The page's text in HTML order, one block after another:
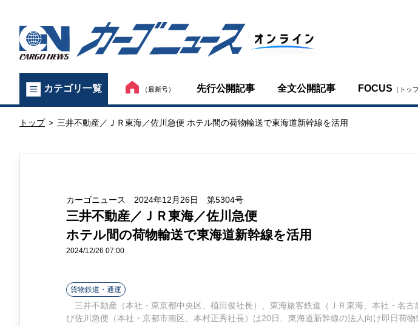
カ
ー
ゴ
ニ
カテゴリ一覧 （最新号） 先行公開記事 全文公開記事 FOCUS （トッ
トップ > 三井不動産／ＪＲ東海／佐川急便 ホテル間の荷物輸送で東海道新幹線を活用
カーゴニュース 2024年12月26日 第5304号
三井不動産／ＪＲ東海／佐川急便
ホテル間の荷物輸送で東海道新幹線を活用
2024/12/26 07:00
貨物鉄道・通運
三井不動産（本社・東京都中央区、植田俊社長）、東海旅客鉄道（ＪＲ東海、本社・名古
び佐川急便（本社・京都市南区、本村正秀社長）は20日、東海道新幹線の法人向け即日荷物